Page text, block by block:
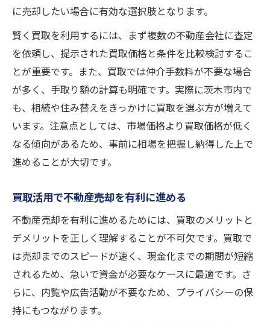
に売却したい場合に有効な選択肢となります。
賢く買取を利用するには、まず複数の不動産会社に査定
を依頼し、提示された買取価格と条件を比較検討するこ
とが重要です。また、買取では仲介手数料が不要な場合
が多く、手取り額の計算も明確です。実際に茨木市内で
も、相続や住み替えをきっかけに買取を選ぶ方が増えて
います。注意点としては、市場価格より買取価格が低く
なる傾向があるため、事前に相場を把握し納得した上で
進めることが大切です。
買取活用で不動産売却を有利に進める
不動産売却を有利に進めるためには、買取のメリットと
デメリットを正しく理解することが不可欠です。買取で
は売却までのスピードが速く、現金化までの期間が短縮
されるため、急いで資金が必要なケースに最適です。さ
らに、内覧や広告活動が不要なため、プライバシーの保
持にもつながります。